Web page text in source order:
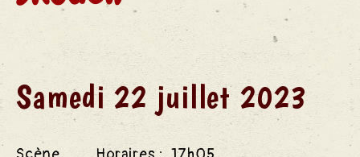
Samedi 22 juillet 2023